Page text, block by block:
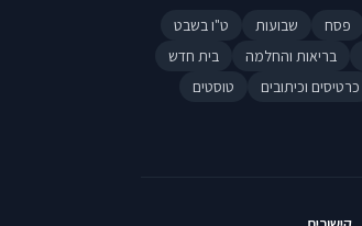
פסח שבועות
ט"ו בשבט
בריאות והחלמה
בית חדש
כרטיסים וכיתובים
טוסטים